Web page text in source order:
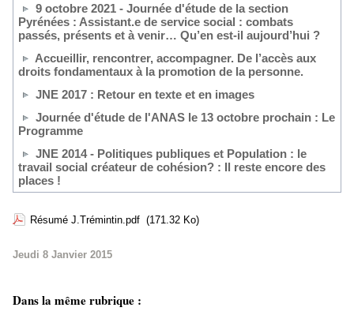
9 octobre 2021 - Journée d'étude de la section
Pyrénées : Assistant.e de service social : combats
passés, présents et à venir… Qu’en est-il aujourd’hui ?
Accueillir, rencontrer, accompagner. De l’accès aux
droits fondamentaux à la promotion de la personne.
JNE 2017 : Retour en texte et en images
Journée d'étude de l'ANAS le 13 octobre prochain : Le
Programme
JNE 2014 - Politiques publiques et Population : le
travail social créateur de cohésion? : Il reste encore des
places !
Résumé J.Trémintin.pdf (171.32 Ko)
Jeudi 8 Janvier 2015
Dans la même rubrique :